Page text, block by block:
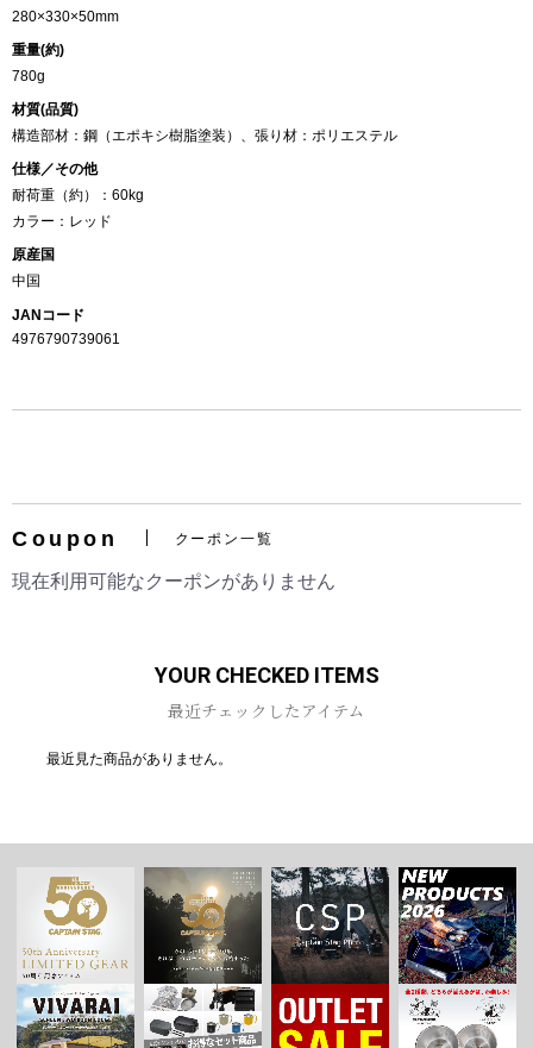
お買い物を続ける
280×330×50mm
重量(約)
780g
材質(品質)
構造部材：鋼（エポキシ樹脂塗装）、張り材：ポリエステル
仕様／その他
耐荷重（約）：60kg
カラー：レッド
原産国
中国
JANコード
4976790739061
Coupon クーポン一覧
現在利用可能なクーポンがありません
YOUR CHECKED ITEMS
最近チェックしたアイテム
最近見た商品がありません。